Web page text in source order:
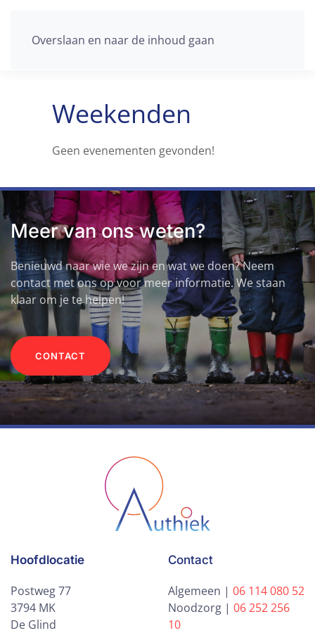
Overslaan en naar de inhoud gaan
Weekenden
Geen evenementen gevonden!
Meer van ons weten?
Benieuwd naar wie we zijn en wat we doen? Neem
contact met ons op voor meer informatie. We staan
klaar om je te helpen!
CONTACT
Hoofdlocatie
Postweg 77
3794 MK
De Glind
Contact
Algemeen | 06 114 080 52
Noodzorg | 06 252 256
10